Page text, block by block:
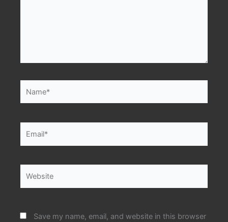
Save my name, email, and website in this browser